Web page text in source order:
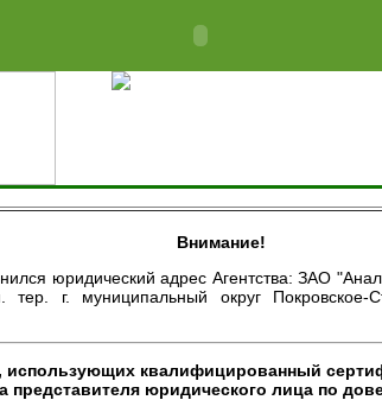
Внимание!
юридический адрес Агентства: ЗАО
тер. г. муниципальный округ Покровское-
квалифицированный
представителя юридического лица по